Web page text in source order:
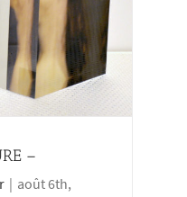
–
| août 6th,